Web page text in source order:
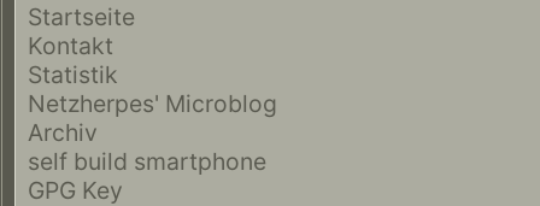
Startseite
Kontakt
Statistik
Netzherpes' Microblog
Archiv
self build smartphone
GPG Key